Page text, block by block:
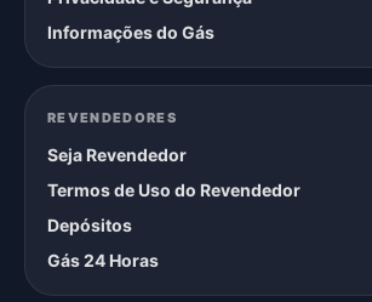
Informações do Gás
REVENDEDORES
Seja Revendedor
Termos de Uso do Revendedor
Depósitos
Gás 24 Horas